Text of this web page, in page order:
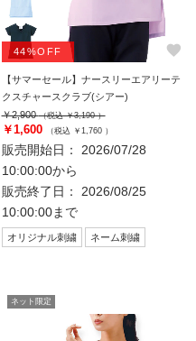
44%OFF favorite
【サマーセール】ナースリーエアリーテ
クスチャースクラブ(シアー)
￥2,900（税込 ￥3,190 ）
￥1,600 （税込 ￥1,760 ）
販売開始日： 2026/07/28
10:00:00から
販売終了日： 2026/08/25
10:00:00まで
オリジナル刺繍 ネーム刺繍
ネット限定